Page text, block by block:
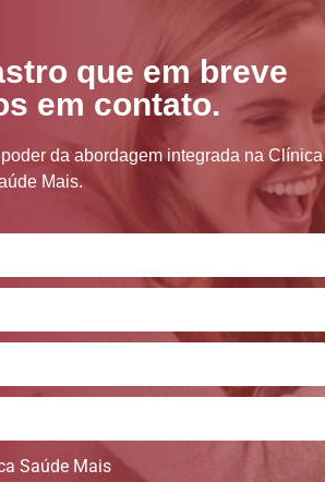
que em breve
em contato.
da abordagem integrada na Clínica
Mais.
Saúde Mais